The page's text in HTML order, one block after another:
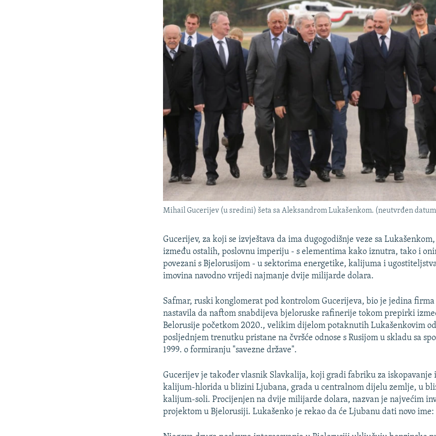
Mihail Gucerijev (u sredini) šeta sa Aleksandrom Lukašenkom. (neutvrđen
Gucerijev, za koji se izvještava da ima dugogodišnje veze sa
između ostalih, poslovnu imperiju - s elementima kako iznutra, tako i
povezani s Bjelorusijom - u sektorima energetike, kalijuma i
imovina navodno vrijedi najmanje dvije milijarde dolara.
Safmar, ruski konglomerat pod kontrolom Gucerijeva, bio je jedina
nastavila da naftom snabdijeva bjeloruske rafinerije tokom prepirki
Belorusije početkom 2020., velikim dijelom potaknutih Lukašenkovim
posljednjem trenutku pristane na čvršće odnose s Rusijom u skladu sa
1999. o formiranju "savezne države".
Gucerijev je također vlasnik Slavkalija, koji gradi fabriku za iskopavanje
kalijum-hlorida u blizini Ljubana, grada u centralnom dijelu zemlje, u
kalijum-soli. Procijenjen na dvije milijarde dolara, nazvan je najvećim
projektom u Bjelorusiji. Lukašenko je rekao da će Ljubanu dati novo ime: